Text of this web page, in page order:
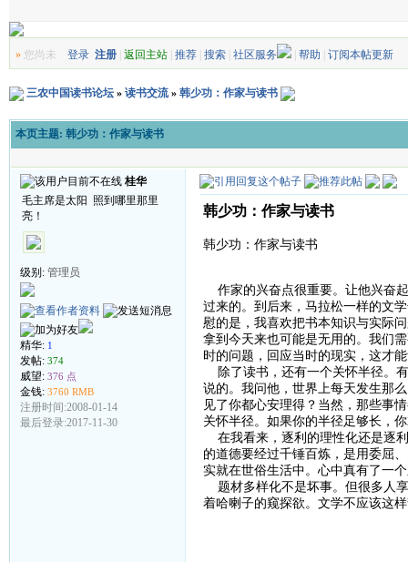
»您尚未 登录 注册| 返回主站| 推荐| 搜索| 社区服务 | 帮助 订阅本帖更新
三农中国读书论坛» 读书交流» 韩少功：作家与读书
本页主题: 韩少功：作家与读书
桂华
毛主席是太阳 照到哪里那里
亮！
级别: 管理员
精华: 1
发帖: 374
威望: 376 点
金钱: 3760 RMB
注册时间:2008-01-14
最后登录:2017-11-30
韩少功：作家与读书
韩少功：作家与读书
作家的兴奋点很重要。让他兴奋
过来的。到后来，马拉松一样的文
慰的是，我喜欢把书本知识与实际
拿到今天来也可能是无用的。我们
时的问题，回应当时的现实，这才
除了读书，还有一个关怀半径。
说的。我问他，世界上每天发生那
见了你都心安理得？当然，那些事
关怀半径。如果你的半径足够长，
在我看来，逐利的理性化还是逐
的道德要经过千锤百炼，是用委屈
实就在世俗生活中。心中真有了一
题材多样化不是坏事。但很多人
着哈喇子的窥探欲。文学不应该这